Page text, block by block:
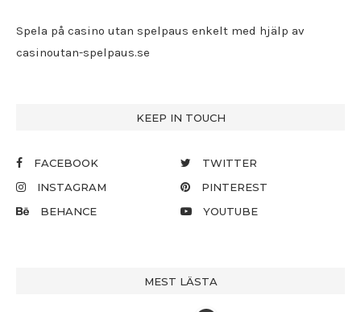
Spela på casino utan spelpaus enkelt med hjälp av
casinoutan-spelpaus.se
KEEP IN TOUCH
FACEBOOK
TWITTER
INSTAGRAM
PINTEREST
BEHANCE
YOUTUBE
MEST LÄSTA